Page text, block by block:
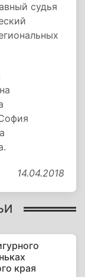
судья
14.04.2018
края